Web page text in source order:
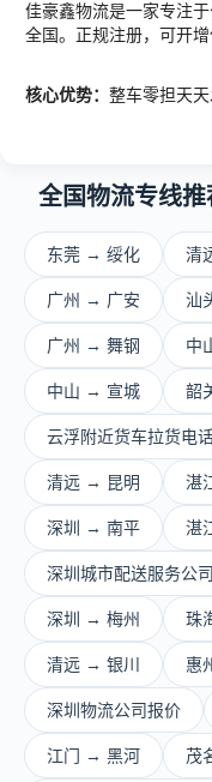
佳豪鑫物流是一家专注
全国。正规注册，可开
核心优势： 整车零担天
全国物流专线推
东莞 → 绥化 清
广州 → 广安 汕
广州 → 舞钢 中
中山 → 宣城 韶
云浮附近货车拉货电
清远 → 昆明 湛
深圳 → 南平 湛
深圳城市配送服务公司
深圳 → 梅州 珠
清远 → 银川 惠
深圳物流公司报价
江门 → 黑河 茂